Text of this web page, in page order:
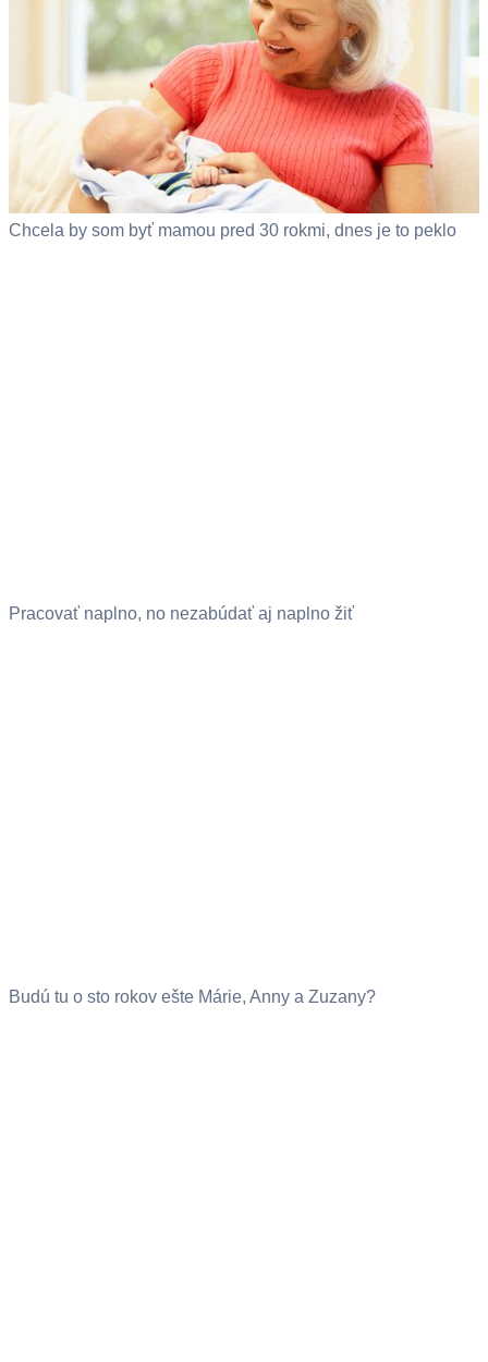
Chcela by som byť mamou pred 30 rokmi, dnes je to peklo
Pracovať naplno, no nezabúdať aj naplno žiť
Budú tu o sto rokov ešte Márie, Anny a Zuzany?